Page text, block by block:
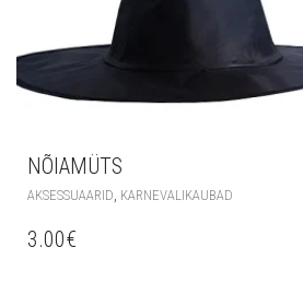
NÕIAMÜTS
AKSESSUAARID, KARNEVALIKAUBAD
3.00€